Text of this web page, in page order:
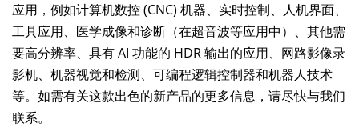
应用，例如计算机数控 (CNC) 机器、实时控制、人机界面、
工具应用、医学成像和诊断（在超音波等应用中）、其他需
要高分辨率、具有 AI 功能的 HDR 输出的应用、网路影像录
影机、机器视觉和检测、可编程逻辑控制器和机器人技术
等。如需有关这款出色的新产品的更多信息，请尽快与我们
联系。